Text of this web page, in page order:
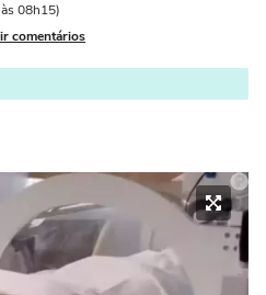
08h15)
comentários